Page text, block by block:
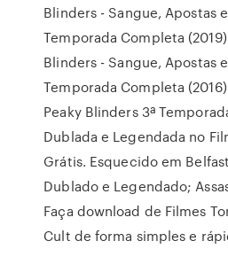
Blinders - Sangue, Apostas
Temporada Completa
Blinders - Sangue, Apostas
Temporada Completa
Peaky Blinders 3ª
Dublada e Legendada no
Grátis. Esquecido em
Dublado e Legendado;
Faça download de Filmes
Cult de forma simples e